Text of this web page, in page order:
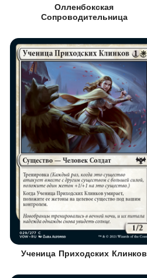
Олленбокская
Сопроводительница
Ученица Приходских Клинков